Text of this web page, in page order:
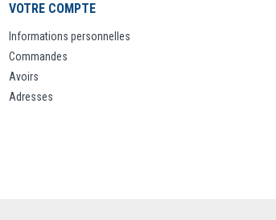
VOTRE COMPTE
Informations personnelles
Commandes
Avoirs
Adresses